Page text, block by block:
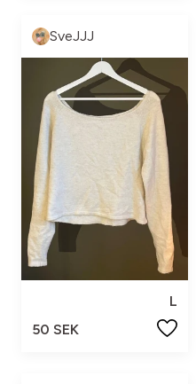
SveJJJ
L
50 SEK